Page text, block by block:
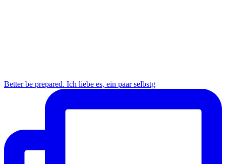
Better be prepared. Ich liebe es, ein paar selbstg